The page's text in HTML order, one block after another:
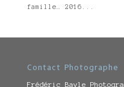
famille… 2016...
Contact Photographe
Frédéric Bayle